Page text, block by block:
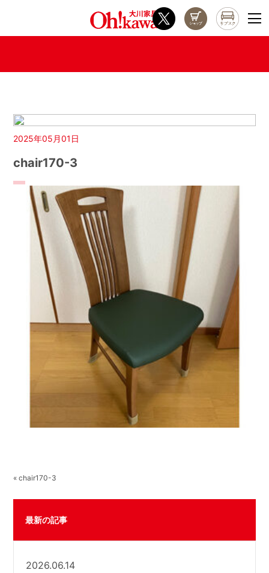
2025年05月01日
chair170-3
« chair170-3
最新の記事
2026.06.14